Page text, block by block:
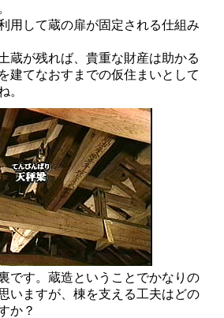
用して蔵の扉が固定される仕組み
蔵が残れば、貴重な財産は助かる
建てなおすまでの仮住まいとして
。
す。蔵造ということでかなりの
いますが、棟を支える工夫はどの
か？